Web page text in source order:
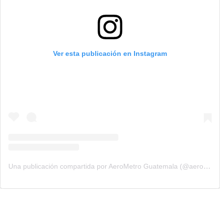
Ver esta publicación en Instagram
Una publicación compartida por AeroMetro Guatemala (@aerometrogt)